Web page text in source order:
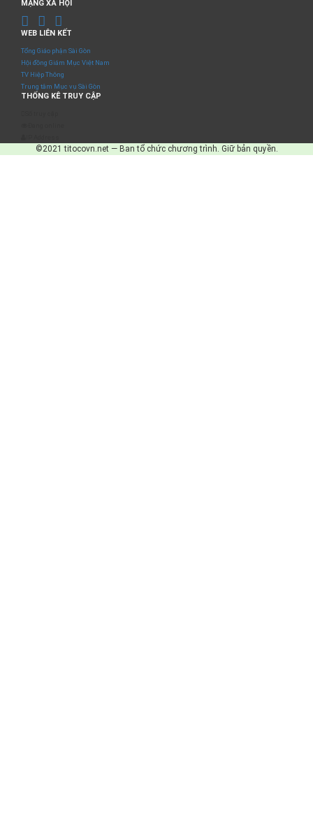
MẠNG XÃ HỘI
WEB LIÊN KẾT
Tổng Giáo phận Sài Gòn
Hội đồng Giám Mục Việt Nam
TV Hiệp Thông
Trung tâm Mục vụ Sài Gòn
THỐNG KÊ TRUY CẬP
©2021 titocovn.net — Ban tổ chức chương trình. Giữ bản quyền.